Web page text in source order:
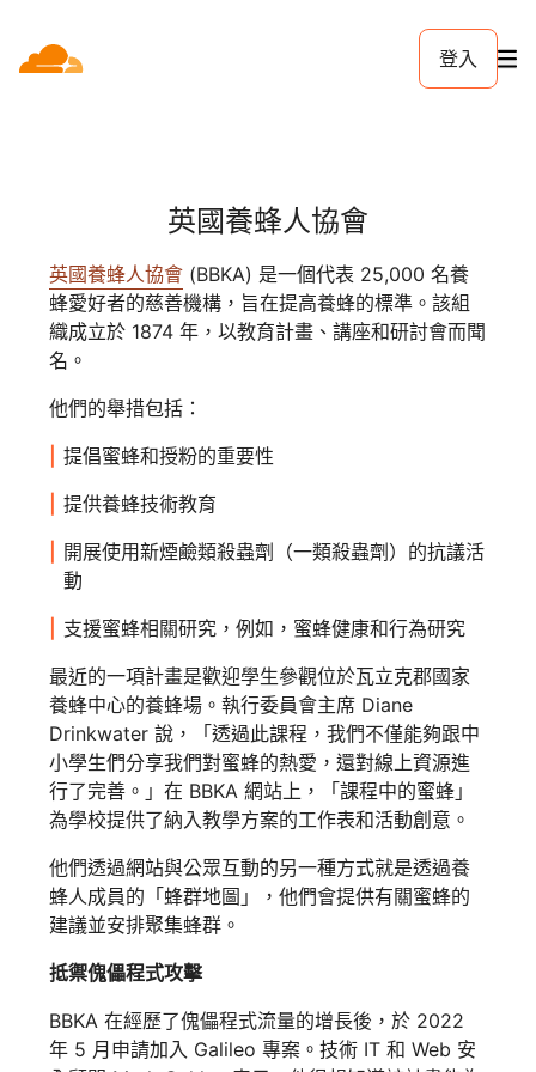
登入
英國養蜂人協會
英國養蜂人協會 (BBKA) 是一個代表 25,000 名養
蜂愛好者的慈善機構，旨在提高養蜂的標準。該組
織成立於 1874 年，以教育計畫、講座和研討會而聞
名。
他們的舉措包括：
提倡蜜蜂和授粉的重要性
提供養蜂技術教育
開展使用新煙鹼類殺蟲劑（一類殺蟲劑）的抗議活
動
支援蜜蜂相關研究，例如，蜜蜂健康和行為研究
最近的一項計畫是歡迎學生參觀位於瓦立克郡國家
養蜂中心的養蜂場。執行委員會主席 Diane
Drinkwater 說，「透過此課程，我們不僅能夠跟中
小學生們分享我們對蜜蜂的熱愛，還對線上資源進
行了完善。」在 BBKA 網站上，「課程中的蜜蜂」
為學校提供了納入教學方案的工作表和活動創意。
他們透過網站與公眾互動的另一種方式就是透過養
蜂人成員的「蜂群地圖」，他們會提供有關蜜蜂的
建議並安排聚集蜂群。
抵禦傀儡程式攻擊
BBKA 在經歷了傀儡程式流量的增長後，於 2022
年 5 月申請加入 Galileo 專案。技術 IT 和 Web 安